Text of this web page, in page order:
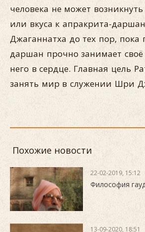
человека не может
или вкуса к апракрита-
Джаганнатха до тех пор, пока
даршан прочно занимает
него в сердце. Главная цель
занять мир в служении Шри
Похожие новости
22-02-2019, 15:12
Философия
13-09-2020, 18:51